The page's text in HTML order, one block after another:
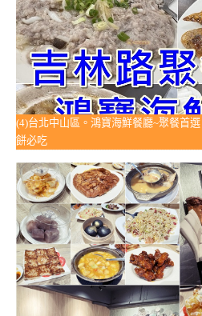
(4)台北中山區。鴻寶海鮮餐廳~聚餐首
餅必吃